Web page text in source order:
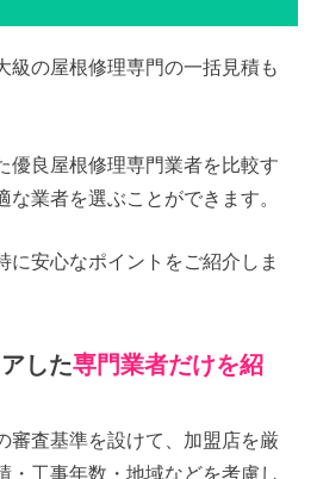
級の屋根修理専門の一括見積も
優良屋根修理専門業者を比較す
な業者を選ぶことができます。
に安心なポイントをご紹介しま
した専門業者だけを紹
審査基準を設けて、加盟店を厳
・工事年数・地域などを考慮し